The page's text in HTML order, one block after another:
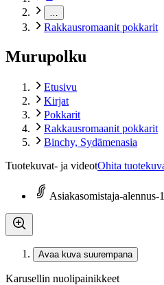
Rakkausromaanit pokkarit
Murupolku
Etusivu
Kirjat
Pokkarit
Rakkausromaanit pokkarit
Binchy, Sydämenasia
Tuotekuvat- ja videotOhita
Asiakasomistaja-alennus-
Avaa kuva suurempana
Karusellin nuolipainikkeet